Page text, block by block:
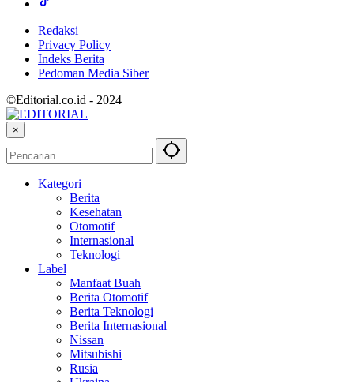
Redaksi
Privacy Policy
Indeks Berita
Pedoman Media Siber
©Editorial.co.id - 2024
×
Kategori
Berita
Kesehatan
Otomotif
Internasional
Teknologi
Label
Manfaat Buah
Berita Otomotif
Berita Teknologi
Berita Internasional
Nissan
Mitsubishi
Rusia